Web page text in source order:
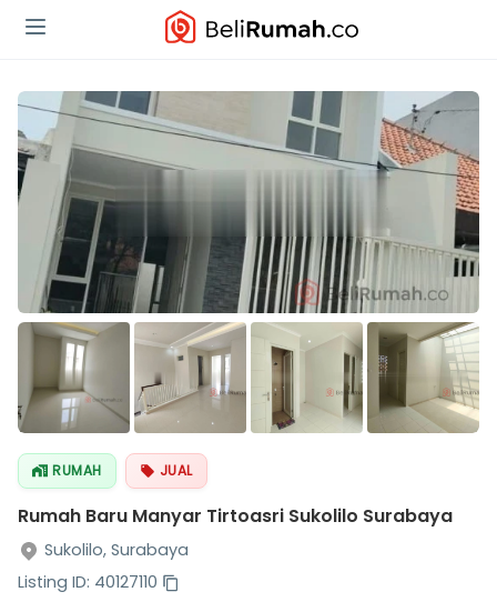
RUMAH JUAL
Rumah Baru Manyar Tirtoasri Sukolilo Surabaya
Sukolilo, Surabaya
Listing ID: 40127110